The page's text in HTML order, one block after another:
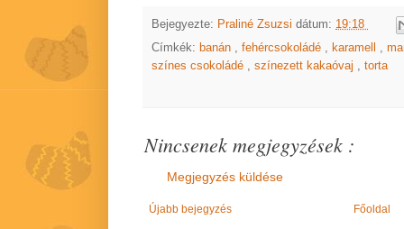
Bejegyezte: Praliné Zsuzsi dátum: 19:18
Címkék: banán , fehércsokoládé , karamell ,
színes csokoládé , színezett kakaóvaj , torta
Nincsenek megjegyzések :
Megjegyzés küldése
Újabb bejegyzés Főoldal